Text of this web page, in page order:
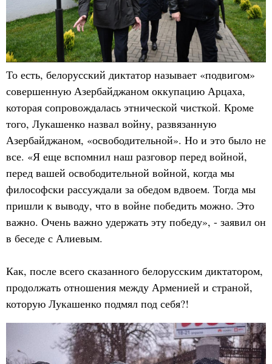
То есть, белорусский диктатор называет «подвигом»
совершенную Азербайджаном оккупацию Арцаха,
которая сопровождалась этнической чисткой. Кроме
того, Лукашенко назвал войну, развязанную
Азербайджаном, «освободительной». Но и это было не
все. «Я еще вспомнил наш разговор перед войной,
перед вашей освободительной войной, когда мы
философски рассуждали за обедом вдвоем. Тогда мы
пришли к выводу, что в войне победить можно. Это
важно. Очень важно удержать эту победу», - заявил он
в беседе с Алиевым.
Как, после всего сказанного белорусским диктатором,
продолжать отношения между Арменией и страной,
которую Лукашенко подмял под себя?!